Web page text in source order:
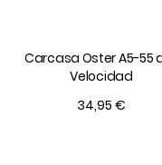
Carcasa Oster A5-55
Velocidad
34,95 €